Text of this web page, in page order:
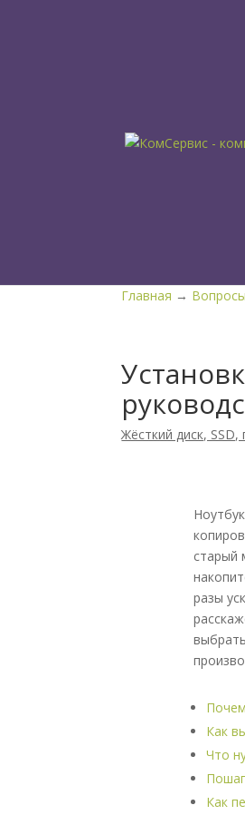
Главная → Вопросы
Жёсткий диск, SSD,
старый
разы
Как
Что
Как